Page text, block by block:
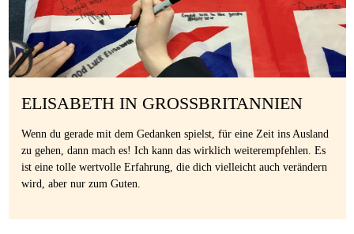
ELISABETH IN GROSSBRITANNIEN
Wenn du gerade mit dem Gedanken spielst, für eine Zeit ins Ausland
zu gehen, dann mach es! Ich kann das wirklich weiterempfehlen. Es
ist eine tolle wertvolle Erfahrung, die dich vielleicht auch verändern
wird, aber nur zum Guten.